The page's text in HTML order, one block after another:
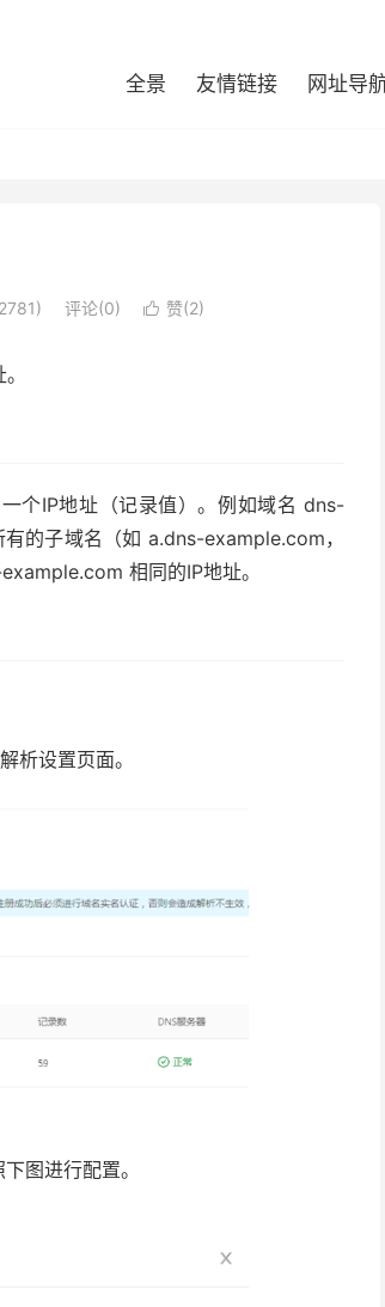
全景 友情链接 网址导
评论(0)  赞(2)
个IP地址（记录值）。例如域名 dns-
的子域名（如 a.dns-example.com，
相同的IP地址。
析设置页面。
图进行配置。